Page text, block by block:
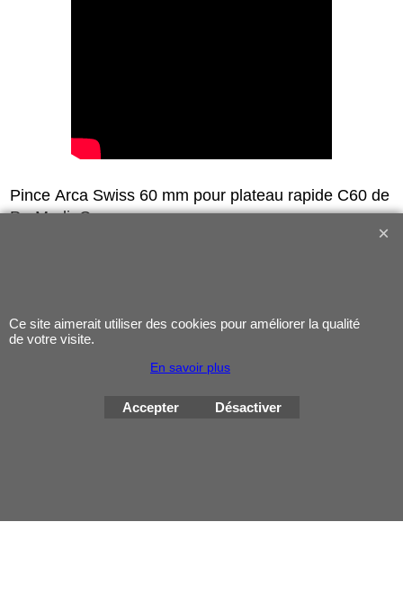
Pince Arca Swiss 60 mm pour plateau rapide C60 de
ProMediaGear
Mentions légales
Ce site aimerait utiliser des cookies pour améliorer la qualité
de votre visite.
En savoir plus
Accepter Désactiver